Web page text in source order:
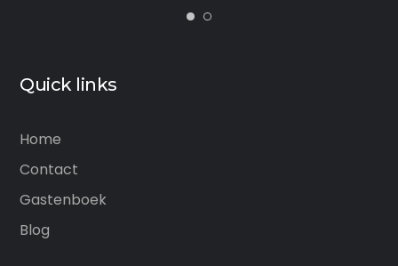
Quick links
Home
Contact
Gastenboek
Blog